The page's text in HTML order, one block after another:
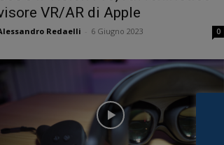
VR/AR di Apple
Redaelli 6 Giugno 2023 0